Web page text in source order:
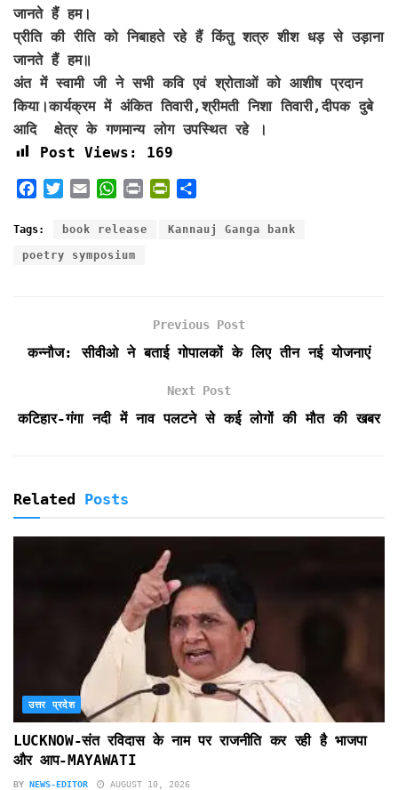
जानते हैं हम।
प्रीति की रीति को निबाहते रहे हैं किंतु शत्रु शीश धड़ से उड़ाना
जानते हैं हम॥
अंत में स्वामी जी ने सभी कवि एवं श्रोताओं को आशीष प्रदान
किया।कार्यक्रम में अंकित तिवारी,श्रीमती निशा तिवारी,दीपक दुबे
आदि क्षेत्र के गणमान्य लोग उपस्थित रहे ।
Post Views:
169
c
i
l
a
t
i
i
i
e
d
y
a
Tags: book release Kannauj Ganga bank
poetry symposium
Previous Post
कन्नौज: सीवीओ ने बताई गोपालकों के लिए तीन नई योजनाएं
Next Post
कटिहार-गंगा नदी में नाव पलटने से कई लोगों की मौत की खबर
Related Posts
उत्तर प्रदेश
LUCKNOW-संत रविदास के नाम पर राजनीति कर रही है भाजपा
और आप-MAYAWATI
BY NEWS-EDITOR AUGUST 10, 2026